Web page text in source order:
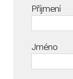
Příjmení
Jméno